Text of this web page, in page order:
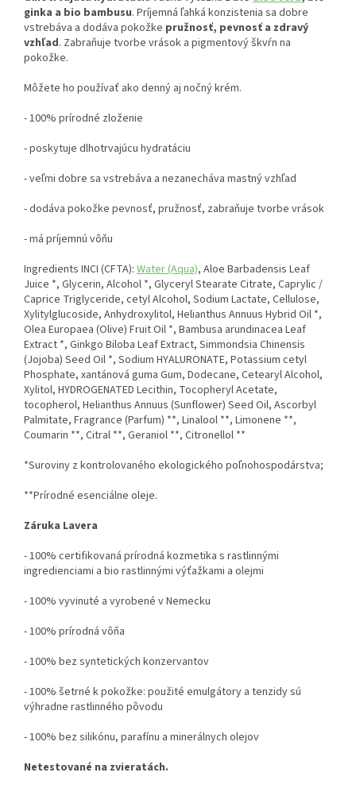
ginka a bio bambusu. Príjemná ľahká konzistenia sa dobre
vstrebáva a dodáva pokožke pružnosť, pevnosť a zdravý
vzhľad. Zabraňuje tvorbe vrások a pigmentový škvŕn na
pokožke.
Môžete ho používať ako denný aj nočný krém.
- 100% prírodné zloženie
- poskytuje dlhotrvajúcu hydratáciu
- veľmi dobre sa vstrebáva a nezanecháva mastný vzhľad
- dodáva pokožke pevnosť, pružnosť, zabraňuje tvorbe vrások
- má príjemnú vôňu
Ingredients INCI (CFTA): Water (Aqua), Aloe Barbadensis Leaf
Juice *, Glycerin, Alcohol *, Glyceryl Stearate Citrate, Caprylic /
Caprice Triglyceride, cetyl Alcohol, Sodium Lactate, Cellulose,
Xylitylglucoside, Anhydroxylitol, Helianthus Annuus Hybrid Oil *,
Olea Europaea (Olive) Fruit Oil *, Bambusa arundinacea Leaf
Extract *, Ginkgo Biloba Leaf Extract, Simmondsia Chinensis
(Jojoba) Seed Oil *, Sodium HYALURONATE, Potassium cetyl
Phosphate, xantánová guma Gum, Dodecane, Cetearyl Alcohol,
Xylitol, HYDROGENATED Lecithin, Tocopheryl Acetate,
tocopherol, Helianthus Annuus (Sunflower) Seed Oil, Ascorbyl
Palmitate, Fragrance (Parfum) **, Linalool **, Limonene **,
Coumarin **, Citral **, Geraniol **, Citronellol **
*Suroviny z kontrolovaného ekologického poľnohospodárstva;
**Prírodné esenciálne oleje.
Záruka Lavera
- 100% certifikovaná prírodná kozmetika s rastlinnými
ingredienciami a bio rastlinnými výťažkami a olejmi
- 100% vyvinuté a vyrobené v Nemecku
- 100% prírodná vôňa
- 100% bez syntetických konzervantov
- 100% šetrné k pokožke: použité emulgátory a tenzidy sú
výhradne rastlinného pôvodu
- 100% bez silikónu, parafínu a minerálnych olejov
Netestované na zvieratách.